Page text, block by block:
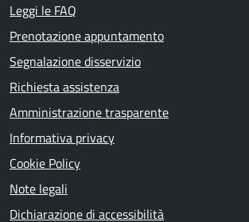
Leggi le FAQ
Prenotazione appuntamento
Segnalazione disservizio
Richiesta assistenza
Amministrazione trasparente
Informativa privacy
Cookie Policy
Note legali
Dichiarazione di accessibilità